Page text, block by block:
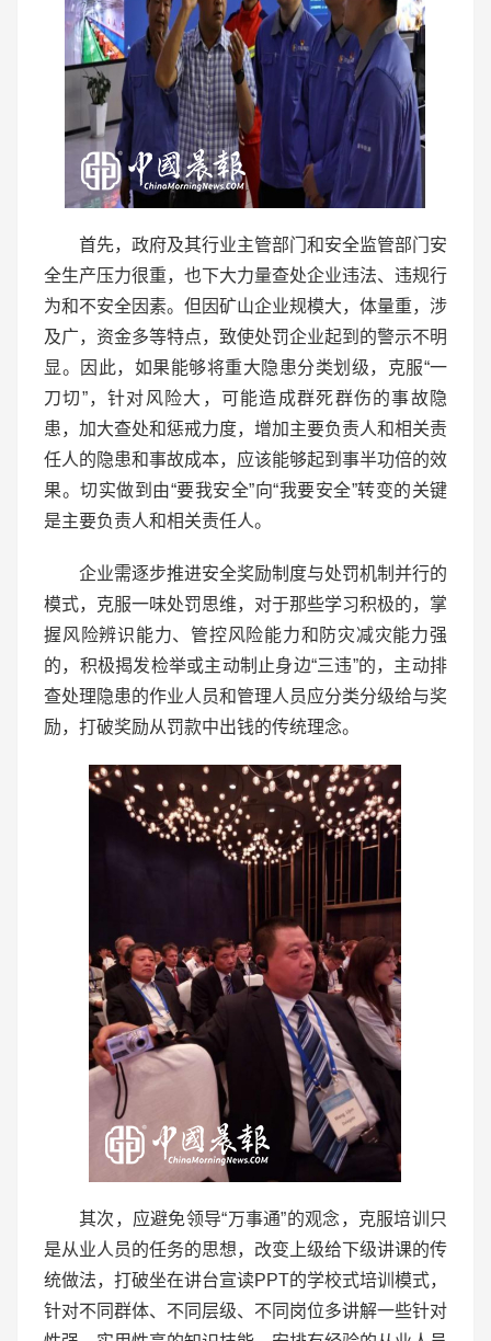
首先，政府及其行业主管部门和安全监管部门安
全生产压力很重，也下大力量查处企业违法、违规行
为和不安全因素。但因矿山企业规模大，体量重，涉
及广，资金多等特点，致使处罚企业起到的警示不明
显。因此，如果能够将重大隐患分类划级，克服“一
刀切”，针对风险大，可能造成群死群伤的事故隐
患，加大查处和惩戒力度，增加主要负责人和相关责
任人的隐患和事故成本，应该能够起到事半功倍的效
果。切实做到由“要我安全”向“我要安全”转变的关键
是主要负责人和相关责任人。
企业需逐步推进安全奖励制度与处罚机制并行的
模式，克服一味处罚思维，对于那些学习积极的，掌
握风险辨识能力、管控风险能力和防灾减灾能力强
的，积极揭发检举或主动制止身边“三违”的，主动排
查处理隐患的作业人员和管理人员应分类分级给与奖
励，打破奖励从罚款中出钱的传统理念。
其次，应避免领导“万事通”的观念，克服培训只
是从业人员的任务的思想，改变上级给下级讲课的传
统做法，打破坐在讲台宣读PPT的学校式培训模式，
针对不同群体、不同层级、不同岗位多讲解一些针对